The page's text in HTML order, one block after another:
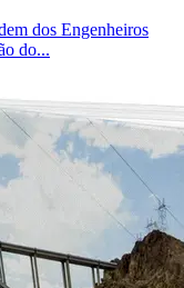
dos Engenheiros
do...